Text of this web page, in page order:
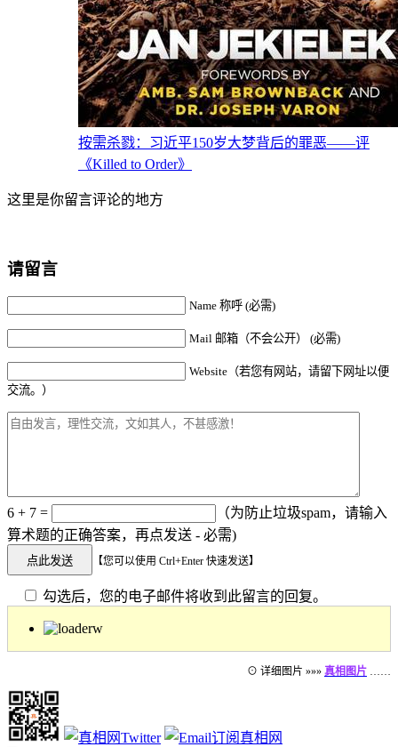
按需杀戮：习近平150岁大梦背后的罪恶——评
《Killed to Order》
这里是你留言评论的地方
请留言
Name 称呼 (必需)
Mail 邮箱（不会公开） (必需)
Website（若您有网站，请留下网址以便
交流。）
6 + 7 =
（为防止垃圾spam，请输入
算术题的正确答案，再点发送 - 必需)
【您可以使用 Ctrl+Enter 快速发送】
勾选后，您的电子邮件将收到此留言的回复。
⊙ 详细图片 »»» 真相图片 ……